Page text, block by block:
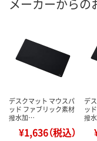
メーカーからの
デスクマット マウスパ
ッド ファブリック素材
撥水加…
¥1,636（税込）
デ
ッ
撥